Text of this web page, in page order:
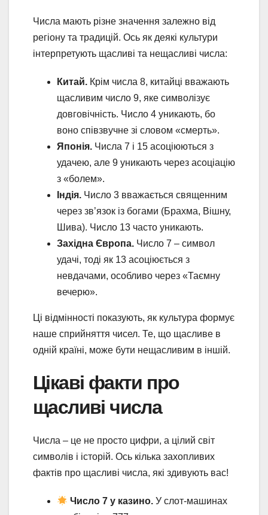
Числа мають різне значення залежно від
регіону та традицій. Ось як деякі культури
інтерпретують щасливі та нещасливі числа:
Китай. Крім числа 8, китайці вважають
щасливим число 9, яке символізує
довговічність. Число 4 уникають, бо
воно співзвучне зі словом «смерть».
Японія. Числа 7 і 15 асоціюються з
удачею, але 9 уникають через асоціацію
з «болем».
Індія. Число 3 вважається священним
через зв’язок із богами (Брахма, Вішну,
Шива). Число 13 часто уникають.
Західна Європа. Число 7 – символ
удачі, тоді як 13 асоціюється з
невдачами, особливо через «Таємну
вечерю».
Ці відмінності показують, як культура формує
наше сприйняття чисел. Те, що щасливе в
одній країні, може бути нещасливим в іншій.
Цікаві факти про
щасливі числа
Числа – це не просто цифри, а цілий світ
символів і історій. Ось кілька захопливих
фактів про щасливі числа, які здивують вас!
Число 7 у казино. У слот-машинах